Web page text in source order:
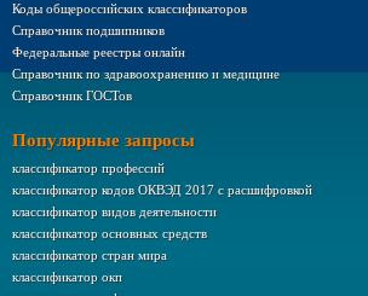
Коды общероссийских классификаторов
Справочник подшипников
Федеральные реестры онлайн
Справочник по здравоохранению и медицине
Справочник ГОСТов
Популярные запросы
классификатор профессий
классификатор кодов ОКВЭД 2017 с расшифровкой
классификатор видов деятельности
классификатор основных средств
классификатор стран мира
классификатор окп